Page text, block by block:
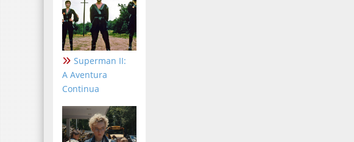
Superman II:
A Aventura
Continua